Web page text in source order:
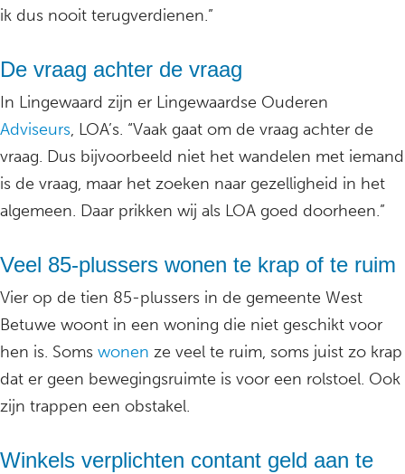
ik dus nooit terugverdienen.”
De vraag achter de vraag
In Lingewaard zijn er Lingewaardse Ouderen
Adviseurs, LOA’s. “Vaak gaat om de vraag achter de
vraag. Dus bijvoorbeeld niet het wandelen met iemand
is de vraag, maar het zoeken naar gezelligheid in het
algemeen. Daar prikken wij als LOA goed doorheen.”
Veel 85-plussers wonen te krap of te ruim
Vier op de tien 85-plussers in de gemeente West
Betuwe woont in een woning die niet geschikt voor
hen is. Soms wonen ze veel te ruim, soms juist zo krap
dat er geen bewegingsruimte is voor een rolstoel. Ook
zijn trappen een obstakel.
Winkels verplichten contant geld aan te